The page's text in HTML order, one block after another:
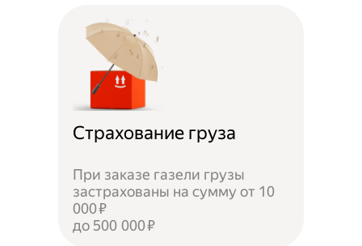
Страхование груза
При заказе газели грузы
застрахованы на сумму от 10
000 ₽
до 500 000 ₽